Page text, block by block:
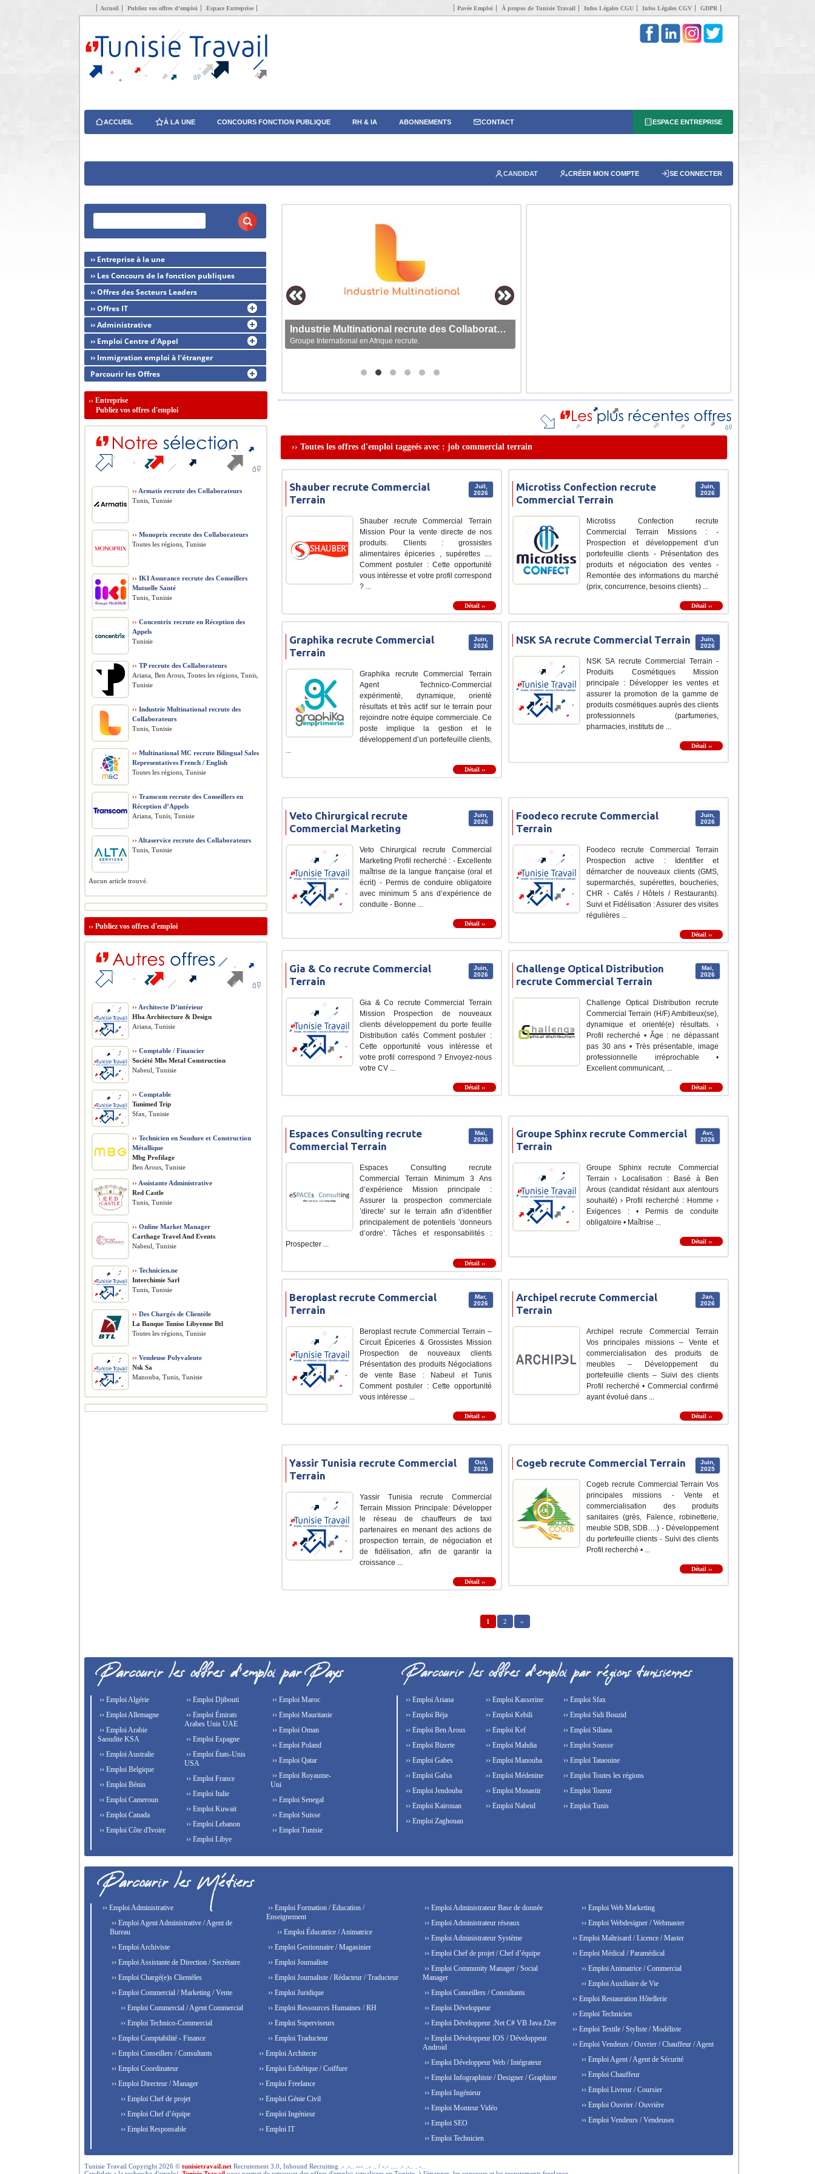
Accueil Publiez vos offres d’emploi Espace Entreprise Pavée Emploi À propos de Tunisie Travail Infos Légales CGU Infos Légales CGV GDPR
ACCUEIL À LA UNE CONCOURS FONCTION PUBLIQUE RH & IA ABONNEMENTS CONTACT ESPACE ENTREPRISE
CANDIDAT CRÉER MON COMPTE SE CONNECTER
Industrie Multinational recrute des Collaborateurs
Groupe International en Afrique recrute.
›› Toutes les offres d'emploi taggeés avec : job commercial terrain
Juil,
2026
Shauber recrute Commercial
Terrain
Shauber recrute Commercial Terrain
Mission Pour la vente directe de nos
produits. Clients : grossistes
alimentaires épiceries , supérettes ....
Comment postuler : Cette opportunité
vous intéresse et votre profil correspond
? ...
Détail ››
Juin,
2026
Microtiss Confection recrute
Commercial Terrain
Microtiss Confection recrute
Commercial Terrain Missions : -
Prospection et développement d’un
portefeuille clients - Présentation des
produits et négociation des ventes -
Remontée des informations du marché
(prix, concurrence, besoins clients) ...
Détail ››
Juin,
2026
Graphika recrute Commercial
Terrain
Graphika recrute Commercial Terrain
Agent Technico-Commercial
expérimenté, dynamique, orienté
résultats et très actif sur le terrain pour
rejoindre notre équipe commerciale. Ce
poste implique la gestion et le
développement d’un portefeuille clients,
...
Détail ››
Juin,
2026
NSK SA recrute Commercial Terrain
NSK SA recrute Commercial Terrain -
Produits Cosmétiques Mission
principale : Développer les ventes et
assurer la promotion de la gamme de
produits cosmétiques auprès des clients
professionnels (parfumeries,
pharmacies, instituts de ...
Détail ››
Juin,
2026
Veto Chirurgical recrute
Commercial Marketing
Veto Chirurgical recrute Commercial
Marketing Profil recherché : - Excellente
maîtrise de la langue française (oral et
écrit) - Permis de conduire obligatoire
avec minimum 5 ans d’expérience de
conduite - Bonne ...
Détail ››
Juin,
2026
Foodeco recrute Commercial
Terrain
Foodeco recrute Commercial Terrain
Prospection active : Identifier et
démarcher de nouveaux clients (GMS,
supermarchés, supérettes, boucheries,
CHR - Cafés / Hôtels / Restaurants).
Suivi et Fidélisation : Assurer des visites
régulières ...
Détail ››
Juin,
2026
Gia & Co recrute Commercial
Terrain
Gia & Co recrute Commercial Terrain
Mission Prospection de nouveaux
clients développement du porte feuille
Distribution cafés Comment postuler :
Cette opportunité vous intéresse et
votre profil correspond ? Envoyez-nous
votre CV ...
Détail ››
Mai,
2026
Challenge Optical Distribution
recrute Commercial Terrain
Challenge Optical Distribution recrute
Commercial Terrain (H/F) Ambitieux(se),
dynamique et orienté(e) résultats. ›
Profil recherché • Âge : ne dépassant
pas 30 ans • Très présentable, image
professionnelle irréprochable •
Excellent communicant, ...
Détail ››
Mai,
2026
Espaces Consulting recrute
Commercial Terrain
Espaces Consulting recrute
Commercial Terrain Minimum 3 Ans
d’expérience Mission principale :
Assurer la prospection commerciale
’directe’ sur le terrain afin d’identifier
principalement de potentiels ’donneurs
d’ordre’. Tâches et responsabilités :
Prospecter ...
Détail ››
Avr,
2026
Groupe Sphinx recrute Commercial
Terrain
Groupe Sphinx recrute Commercial
Terrain › Localisation : Basé à Ben
Arous (candidat résidant aux alentours
souhaité) › Profil recherché : Homme ›
Exigences : • Permis de conduite
obligatoire • Maîtrise ...
Détail ››
Mar,
2026
Beroplast recrute Commercial
Terrain
Beroplast recrute Commercial Terrain –
Circuit Épiceries & Grossistes Mission
Prospection de nouveaux clients
Présentation des produits Négociations
de vente Base : Nabeul et Tunis
Comment postuler : Cette opportunité
vous intéresse ...
Détail ››
Jan,
2026
Archipel recrute Commercial
Terrain
Archipel recrute Commercial Terrain
Vos principales missions – Vente et
commercialisation des produits de
meubles – Développement du
portefeuille clients – Suivi des clients
Profil recherché • Commercial confirmé
ayant évolué dans ...
Détail ››
Oct,
2025
Yassir Tunisia recrute Commercial
Terrain
Yassir Tunisia recrute Commercial
Terrain Mission Principale: Développer
le réseau de chauffeurs de taxi
partenaires en menant des actions de
prospection terrain, de négociation et
de fidélisation, afin de garantir la
croissance ...
Détail ››
Juin,
2025
Cogeb recrute Commercial Terrain
Cogeb recrute Commercial Terrain Vos
principales missions - Vente et
commercialisation des produits
sanitaires (grès, Faïence, robinetterie,
meuble SDB, SDB….) - Développement
du portefeuille clients - Suivi des clients
Profil recherché • ...
Détail ››
1 2 »
›› Entreprise à la une
›› Les Concours de la fonction publiques
›› Offres des Secteurs Leaders
›› Offres IT
›› Administrative
›› Emploi Centre d'Appel
›› Immigration emploi à l'étranger
Parcourir les Offres
›› Entreprise
Publiez vos offres d'emploi
›› Armatis recrute des Collaborateurs
Tunis, Tunisie
›› Monoprix recrute des Collaborateurs
Toutes les régions, Tunisie
›› IKI Assurance recrute des Conseillers
Mutuelle Santé
Tunis, Tunisie
›› Concentrix recrute en Réception des
Appels
Tunisie
›› TP recrute des Collaborateurs
Ariana, Ben Arous, Toutes les régions, Tunis,
Tunisie
›› Industrie Multinational recrute des
Collaborateurs
Tunis, Tunisie
›› Multinational MC recrute Bilingual Sales
Representatives French / English
Toutes les régions, Tunisie
›› Transcom recrute des Conseillers en
Réception d’Appels
Ariana, Tunis, Tunisie
›› Altaservice recrute des Collaborateurs
Tunis, Tunisie
Aucun article trouvé.
›› Publiez vos offres d'emploi
›› Architecte D’intérieur
Hba Architecture & Design
Ariana, Tunisie
›› Comptable / Financier
Société Mbs Metal Construction
Nabeul, Tunisie
›› Comptable
Tunimed Trip
Sfax, Tunisie
›› Technicien en Soudure et Construction
Métallique
Mbg Profilage
Ben Arous, Tunisie
›› Assistante Administrative
Red Castle
Tunis, Tunisie
›› Online Market Manager
Carthage Travel And Events
Nabeul, Tunisie
›› Technicien.ne
Interchimie Sarl
Tunis, Tunisie
›› Des Chargés de Clientèle
La Banque Tuniso Libyenne Btl
Toutes les régions, Tunisie
›› Vendeuse Polyvalente
Nsk Sa
Manouba, Tunis, Tunisie
›› Emploi Algérie
›› Emploi Allemagne
›› Emploi Arabie
Saoudite KSA
›› Emploi Australie
›› Emploi Belgique
›› Emploi Bénin
›› Emploi Cameroun
›› Emploi Canada
›› Emploi Côte d'Ivoire
›› Emploi Djibouti
›› Emploi Émirats
Arabes Unis UAE
›› Emploi Espagne
›› Emploi États-Unis
USA
›› Emploi France
›› Emploi Italie
›› Emploi Kuwait
›› Emploi Lebanon
›› Emploi Libye
›› Emploi Maroc
›› Emploi Mauritanie
›› Emploi Oman
›› Emploi Poland
›› Emploi Qatar
›› Emploi Royaume-
Uni
›› Emploi Senegal
›› Emploi Suisse
›› Emploi Tunisie
›› Emploi Ariana
›› Emploi Béja
›› Emploi Ben Arous
›› Emploi Bizerte
›› Emploi Gabes
›› Emploi Gafsa
›› Emploi Jendouba
›› Emploi Kairouan
›› Emploi Kasserine
›› Emploi Kebili
›› Emploi Kef
›› Emploi Mahdia
›› Emploi Manouba
›› Emploi Médenine
›› Emploi Monastir
›› Emploi Nabeul
›› Emploi Sfax
›› Emploi Sidi Bouzid
›› Emploi Siliana
›› Emploi Sousse
›› Emploi Tataouine
›› Emploi Toutes les régions
›› Emploi Tozeur
›› Emploi Tunis
›› Emploi Zaghouan
›› Emploi Administrative
›› Emploi Agent Administrative / Agent de
Bureau
›› Emploi Archiviste
›› Emploi Assistante de Direction / Secrétaire
›› Emploi Chargé(e)s Clientèles
›› Emploi Commercial / Marketing / Vente
›› Emploi Commercial / Agent Commercial
›› Emploi Technico-Commercial
›› Emploi Comptabilité - Finance
›› Emploi Conseillers / Consultants
›› Emploi Coordinateur
›› Emploi Directeur / Manager
›› Emploi Chef de projet
›› Emploi Chef d’équipe
›› Emploi Responsable
›› Emploi Formation / Education /
Enseignement
›› Emploi Éducatrice / Animatrice
›› Emploi Gestionnaire / Magasinier
›› Emploi Journaliste
›› Emploi Journaliste / Rédacteur / Traducteur
›› Emploi Juridique
›› Emploi Ressources Humaines / RH
›› Emploi Superviseurs
›› Emploi Traducteur
›› Emploi Architecte
›› Emploi Esthétique / Coiffure
›› Emploi Freelance
›› Emploi Génie Civil
›› Emploi Ingénieur
›› Emploi IT
›› Emploi Administrateur Base de donnée
›› Emploi Administrateur réseaux
›› Emploi Administrateur Système
›› Emploi Chef de projet / Chef d’équipe
›› Emploi Community Manager / Social
Manager
›› Emploi Conseillers / Consultants
›› Emploi Développeur
›› Emploi Développeur .Net C# VB Java J2ee
›› Emploi Développeur IOS / Développeur
Android
›› Emploi Développeur Web / Intégrateur
›› Emploi Infographiste / Designer / Graphiste
›› Emploi Ingénieur
›› Emploi Monteur Vidéo
›› Emploi SEO
›› Emploi Technicien
›› Emploi Web Marketing
›› Emploi Webdesigner / Webmaster
›› Emploi Maîtrisard / Licence / Master
›› Emploi Médical / Paramédical
›› Emploi Animatrice / Commercial
›› Emploi Auxiliaire de Vie
›› Emploi Restauration Hôtellerie
›› Emploi Technicien
›› Emploi Textile / Styliste / Modéliste
›› Emploi Vendeurs / Ouvrier / Chauffeur / Agent
›› Emploi Agent / Agent de Sécurité
›› Emploi Chauffeur
›› Emploi Livreur / Coursier
›› Emploi Ouvrier / Ouvrière
›› Emploi Vendeurs / Vendeuses
Tunisie Travail Copyright 2026 © tunisietravail.net Recrutement 3.0, Inbound Recruiting .- .-.. --- ..- .. / -.- .... .- .-.. . -..